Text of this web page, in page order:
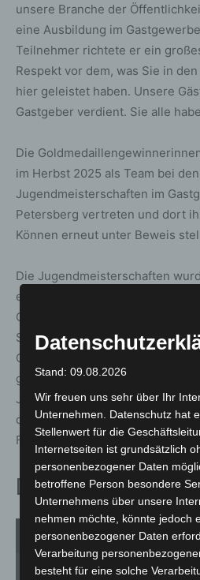
unsere Branche der
eine Ausbildung im
Teilnehmer richtete er ein
Respekt vor dem, was Sie in
hier geleistet haben. Unsere
Gastgeber verdient. Sie alle
Die
im Herbst 2025 als Team bei
Jugendmeisterschaften im
Petersberg vertreten und dort
Können erneut unter Beweis
Die Jugendmeisterschaften
erneut im Berufsschulzentrum
Osnabrück durchgeführt.
Schule für ihren Einsatz und die
Organisation und Durchführung
großer Dank gilt auch den
Juroren, den
die alle zusammen die
Form möglich gemacht haben.
Die Gewinner auf
Stand: 09.08.2026
Wir freuen uns sehr über Ihr
Unternehmen. Datenschutz hat
Stellenwert für die
Internetseiten ist grundsätzlich
personenbezogener Daten
betroffene Person besondere
Unternehmens über unsere
nehmen möchte, könnte jedoch
personenbezogener Daten
Verarbeitung
besteht für eine solche